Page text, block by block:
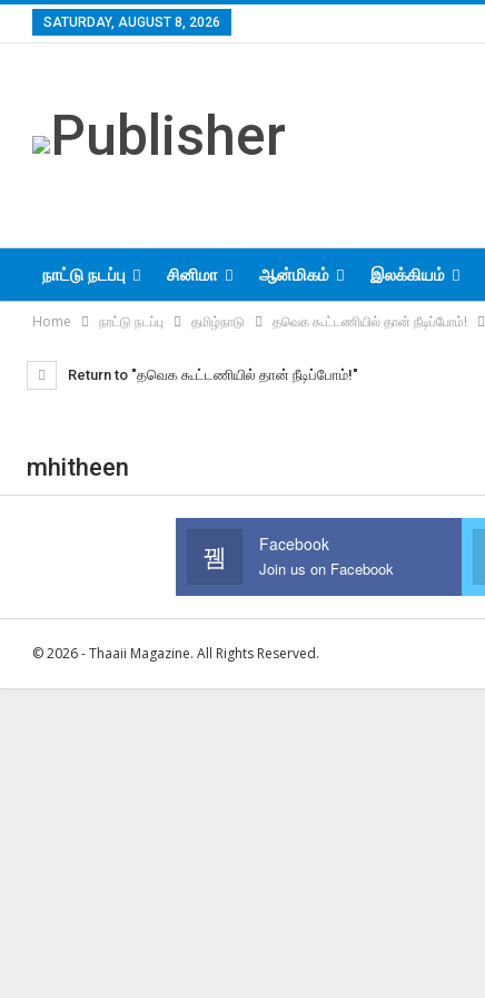
SATURDAY, AUGUST 8, 2026
நாட்டு நடப்பு சினிமா ஆன்மிகம் இலக்கியம்
Home நாட்டு நடப்பு தமிழ்நாடு தவெக கூட்டணியில் தான் நீடிப்போம்!
Return to "தவெக கூட்டணியில் தான் நீடிப்போம்!"
mhitheen
Facebook
Join us on Facebook
© 2026 - Thaaii Magazine. All Rights Reserved.